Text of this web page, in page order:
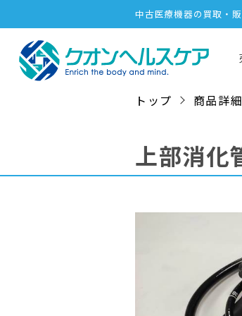
中古医療機器の買取・
トップ 商品詳
上部消化